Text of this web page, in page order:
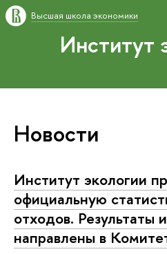
Высшая школа экономики
Институт
Новости
Институт экологии
официа­льную
отходов. Результаты
направлены в